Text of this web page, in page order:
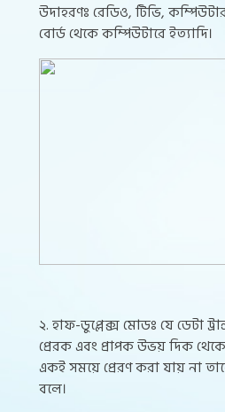
উদাহরণঃ রেডিও, টিভি,
বোর্ড থেকে কম্পিউটারে ইত্যাদি।
২. হাফ-ডুপ্লেক্স মোডঃ যে ডেটা
প্রেরক এবং প্রাপক উভয় দিক
একই সময়ে প্রেরণ করা যায় না
বলে।